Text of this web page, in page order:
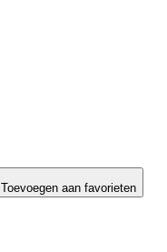
Toevoegen aan favorieten